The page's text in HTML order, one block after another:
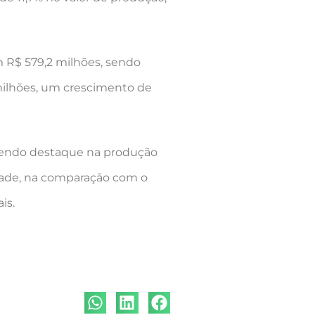
579,2 milhões, sendo
um crescimento de
destaque na produção
na comparação com o